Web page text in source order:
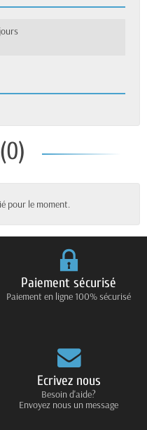
pour le moment.
Paiement sécurisé
Paiement en ligne 100% sécurisé
Ecrivez nous
Besoin d'aide?
Envoyez nous un message